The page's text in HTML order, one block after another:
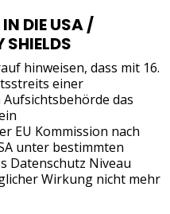
DIE USA /
SHIELDS
hinweisen, dass mit 16.
einer
das
EU Kommission nach
unter bestimmten
Datenschutz Niveau
Wirkung nicht mehr